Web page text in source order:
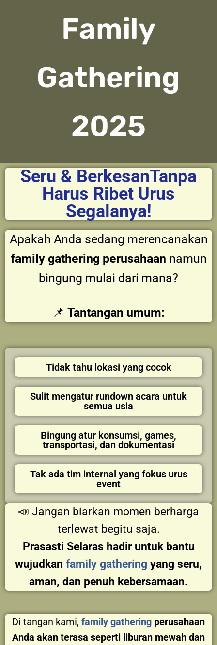
Family
Gathering
2025
Seru & BerkesanTanpa
Harus Ribet Urus
Segalanya!
Apakah Anda sedang merencanakan
family gathering perusahaan namun
bingung mulai dari mana?
📌 Tantangan umum:
Tidak tahu lokasi yang cocok
Sulit mengatur rundown acara untuk
semua usia
Bingung atur konsumsi, games,
transportasi, dan dokumentasi
Tak ada tim internal yang fokus urus
event
📣 Jangan biarkan momen berharga
terlewat begitu saja.
Prasasti Selaras hadir untuk bantu
wujudkan family gathering yang seru,
aman, dan penuh kebersamaan.
Di tangan kami, family gathering perusahaan
Anda akan terasa seperti liburan mewah dan